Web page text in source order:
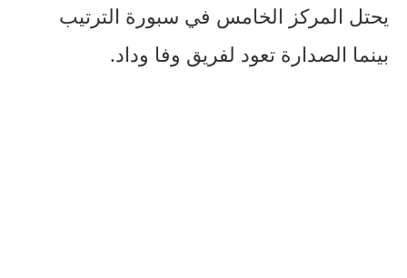
يحتل المركز الخامس في سبورة الترتيب
بينما الصدارة تعود لفريق وفا وداد.